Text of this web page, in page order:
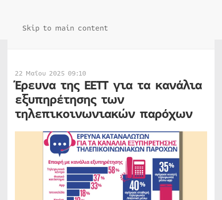
Skip to main content
22 Μαΐου 2025 09:10
Έρευνα της ΕΕΤΤ για τα κανάλια
εξυπηρέτησης των
τηλεπικοινωνιακών παρόχων